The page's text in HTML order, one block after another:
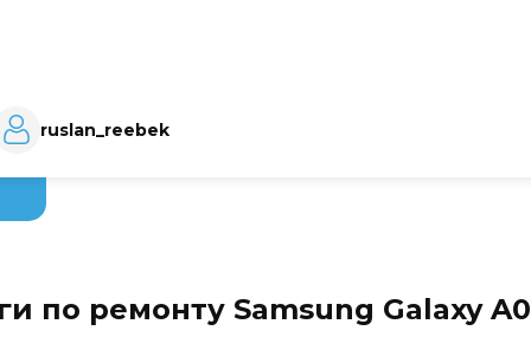
ruslan_reebek
по ремонту Samsung Galaxy